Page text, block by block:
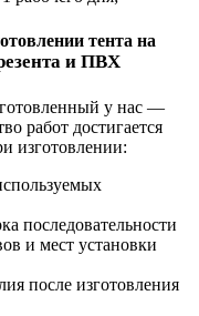
тента на
и ПВХ
у нас —
работ достигается
изготовлении:
последовательности
и мест установки
после изготовления